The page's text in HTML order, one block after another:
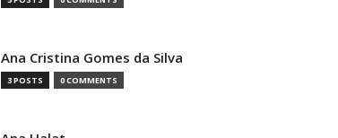
Ana Cristina Gomes da Silva
3 POSTS 0 COMMENTS